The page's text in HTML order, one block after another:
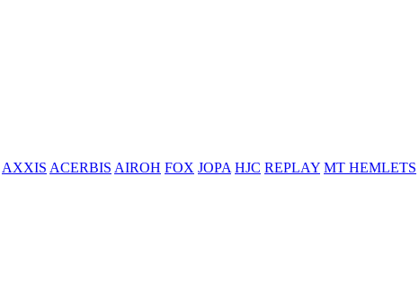
AXXIS ACERBIS AIROH FOX JOPA HJC REPLAY MT HEMLETS